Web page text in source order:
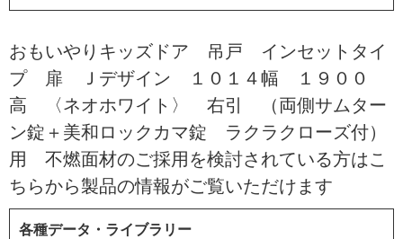
おもいやりキッズドア 吊戸 インセットタイ
プ 扉 Ｊデザイン １０１４幅 １９００
高 〈ネオホワイト〉 右引 （両側サムター
ン錠＋美和ロックカマ錠 ラクラクローズ付）
用 不燃面材のご採用を検討されている方はこ
ちらから製品の情報がご覧いただけます
各種データ・ライブラリー